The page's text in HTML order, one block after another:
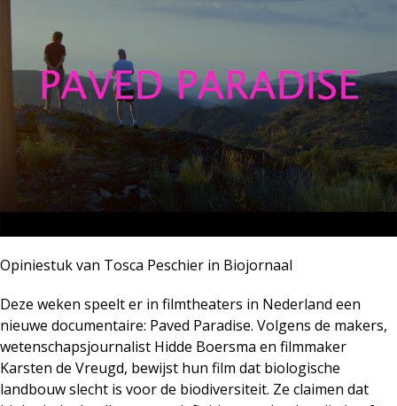
Opiniestuk van Tosca Peschier in Biojornaal
Deze weken speelt er in filmtheaters in Nederland een
nieuwe documentaire: Paved Paradise. Volgens de makers,
wetenschapsjournalist Hidde Boersma en filmmaker
Karsten de Vreugd, bewijst hun film dat biologische
landbouw slecht is voor de biodiversiteit. Ze claimen dat